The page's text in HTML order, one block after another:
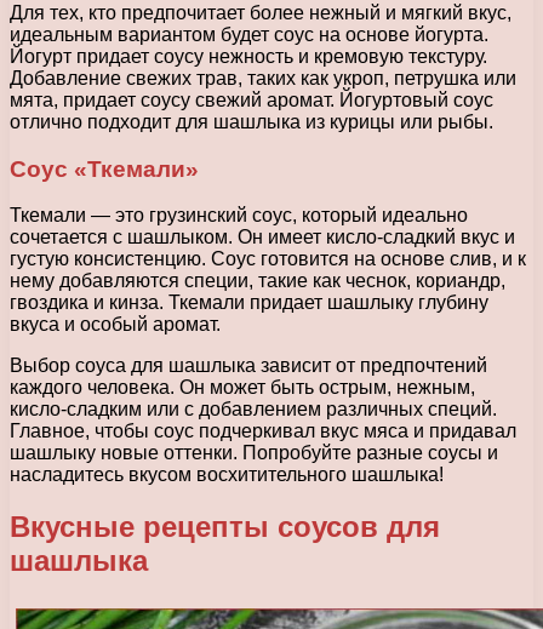
Для тех, кто предпочитает более нежный и мягкий вкус,
идеальным вариантом будет соус на основе йогурта.
Йогурт придает соусу нежность и кремовую текстуру.
Добавление свежих трав, таких как укроп, петрушка или
мята, придает соусу свежий аромат. Йогуртовый соус
отлично подходит для шашлыка из курицы или рыбы.
Соус «Ткемали»
Ткемали — это грузинский соус, который идеально
сочетается с шашлыком. Он имеет кисло-сладкий вкус и
густую консистенцию. Соус готовится на основе слив, и к
нему добавляются специи, такие как чеснок, кориандр,
гвоздика и кинза. Ткемали придает шашлыку глубину
вкуса и особый аромат.
Выбор соуса для шашлыка зависит от предпочтений
каждого человека. Он может быть острым, нежным,
кисло-сладким или с добавлением различных специй.
Главное, чтобы соус подчеркивал вкус мяса и придавал
шашлыку новые оттенки. Попробуйте разные соусы и
насладитесь вкусом восхитительного шашлыка!
Вкусные рецепты соусов для
шашлыка